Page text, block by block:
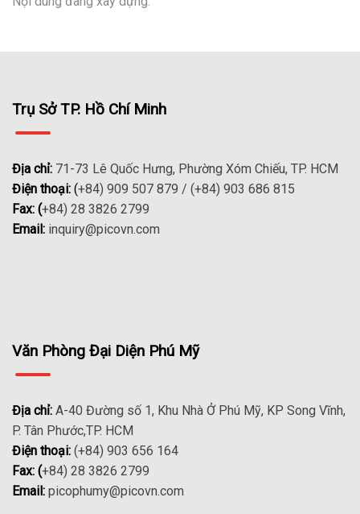
Trụ Sở TP. Hồ Chí Minh
Địa chỉ: 71-73 Lê Quốc Hưng, Phường Xóm Chiếu, TP. HCM
Điện thoại: (+84) 909 507 879 / (+84) 903 686 815
Fax: (+84) 28 3826 2799
Email: inquiry@picovn.com
Văn Phòng Đại Diện Phú Mỹ
Địa chỉ: A-40 Đường số 1, Khu Nhà Ở Phú Mỹ, KP Song Vĩnh,
P. Tân Phước,TP. HCM
Điện thoại: (+84) 903 656 164
Fax: (+84) 28 3826 2799
Email: picophumy@picovn.com